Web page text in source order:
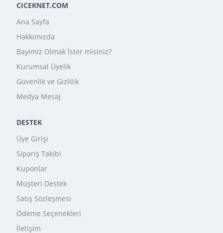
CICEKNET.COM
Ana Sayfa
Hakkımızda
Bayimiz Olmak İster misiniz?
Kurumsal Üyelik
Güvenlik ve Gizlilik
Medya Mesaj
DESTEK
Üye Girişi
Sipariş Takibi
Kuponlar
Müşteri Destek
Satış Sözleşmesi
Ödeme Seçenekleri
İletişim